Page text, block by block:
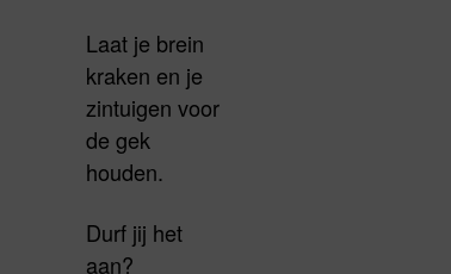
Laat je brein
kraken en je
zintuigen voor
de gek
houden.
Durf jij het
aan?